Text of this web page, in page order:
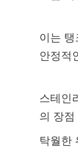
이는
안정적
스테인
의 장점
탁월한